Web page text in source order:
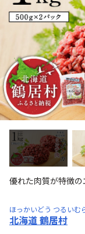
優れた肉質が特徴
ほっかいどう つるいむ
北海道 鶴居村